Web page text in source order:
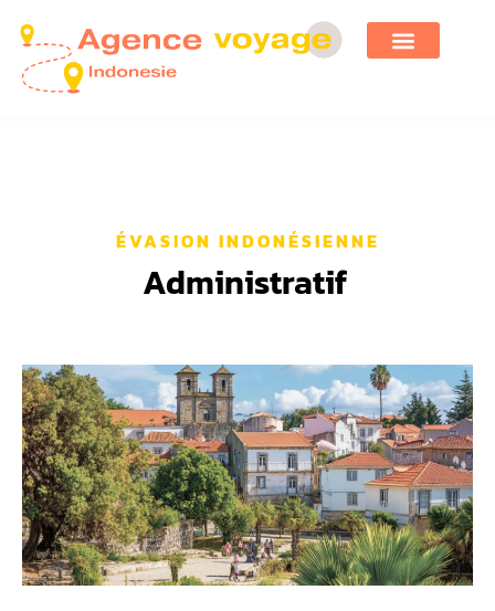
ÉVASION INDONÉSIENNE
Administratif